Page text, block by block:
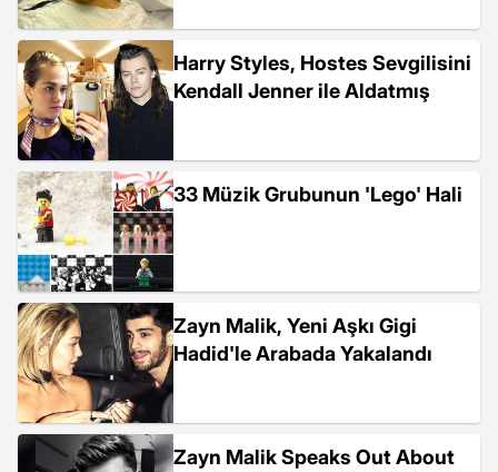
Harry Styles, Hostes Sevgilisini
Kendall Jenner ile Aldatmış
33 Müzik Grubunun 'Lego' Hali
Zayn Malik, Yeni Aşkı Gigi
Hadid'le Arabada Yakalandı
Zayn Malik Speaks Out About